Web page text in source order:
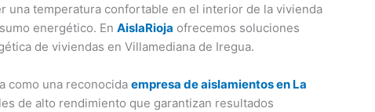
una temperatura confortable en el interior de la vivienda
energético. En AislaRioja ofrecemos soluciones
de viviendas en Villamediana de Iregua.
como una reconocida empresa de aislamientos en La
de alto rendimiento que garantizan resultados